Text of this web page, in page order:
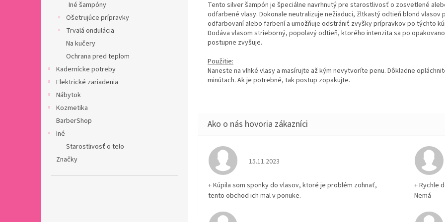
Iné šampóny
Ošetrujúce prípravky
Trvalá ondulácia
Na kučery
Ochrana pred teplom
Kadernícke potreby
Elektrické zariadenia
Nábytok
Kozmetika
BarberShop
Iné
Starostlivosť o telo
Značky
Tento silver šampón je špeciálne navrhnutý pre starostlivosť o zosvetlené
odfarbené vlasy. Dokonale neutralizuje nežiaduci, žltkastý odtieň blond vlasov
odfarbovaní alebo farbení a umožňuje odstrániť zvyšky prípravkov po týchto
Dodáva vlasom strieborný, popolavý odtieň, ktorého intenzita sa po
postupne zvyšuje.
Použitie:
Naneste na vlhké vlasy a masírujte až kým nevytvoríte penu. Dôkladne
minútach. Ak je potrebné, tak postup zopakujte.
Hodnotenie obchodu je 5 z 5 hviezdičiek.
15.11.2023
+ Kúpila som sponky do vlasov, ktoré je problém zohnať,
tento obchod ich mal v ponuke.
+ Rychle
Nemá